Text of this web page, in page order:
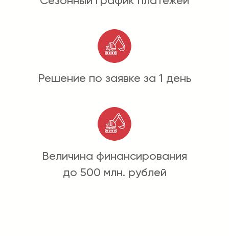
Решение по заявке за 1 день
Величина финансирования
до 500 млн. рублей